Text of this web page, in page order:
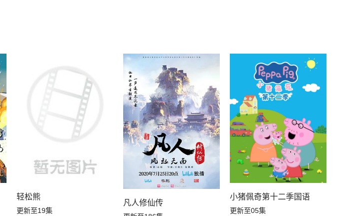
轻松熊
更新至19集
凡人修仙传
小猪佩奇第十二季国语
更新至05集